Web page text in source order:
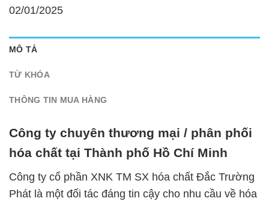
02/01/2025
MÔ TẢ
TỪ KHÓA
THÔNG TIN MUA HÀNG
Công ty chuyên thương mại / phân phối
hóa chất tại Thành phố Hồ Chí Minh
Công ty cổ phần XNK TM SX hóa chất Đắc Trường
Phát là một đối tác đáng tin cậy cho nhu cầu về hóa